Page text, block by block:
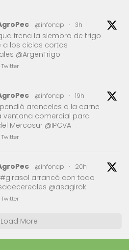
@infonap · 3h
frena la siembra de trigo
los ciclos cortos
@ArgenTrigo
Twitter
@infonap · 19h
aranceles a la carne
ventana comercial para
Mercosur @IPCVA
Twitter
@infonap · 20h
arrancó con todo
@asagirok
Twitter
Load More